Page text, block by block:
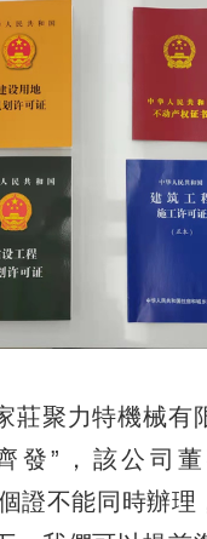
聚力特機械有
發”，該公司
證不能同時辦理